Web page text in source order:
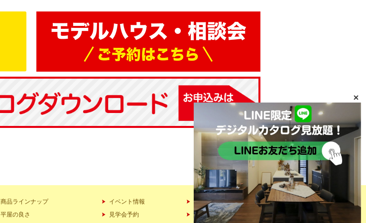
商品ラインナップ
平屋の良さ
イベント情報
見学会予約
会社情報
スタッフ紹介